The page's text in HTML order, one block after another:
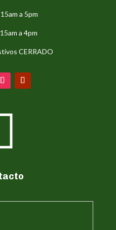
a 5pm
a 4pm
CERRADO